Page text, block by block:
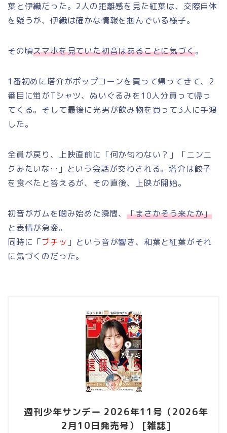
葉と伊織だった。2人の距離感を見た紅葉は、交際自体
を疑うが、伊織は確かな情報を掴んでいる様子。
その頃スマホを見ていた初音はあることに気づく。
1番初めに塔介がポップコーンを買って帰ってきて、2
番目に蛍がTシャツ、ぬいぐるみを10人分買って帰っ
てくる。そして最後に光男が飲み物を買って3人に手渡
した。
全員が戻り、上映直前に「何か匂わない？」「ニンニ
クみたいな…」という会話が交わされる。塔介は餃子
を食べたと答えるが、その直後、上映が開始。
初音がガムを噛み始めた瞬間、「まさかそう来たか」
と表情が急変。
同時に「ブチッ 」という音が響き、和葉と紅葉がそれ
に気づくのだった。
週刊少年サンデー 2026年11号（2026年
2月10日発売号） [雑誌]